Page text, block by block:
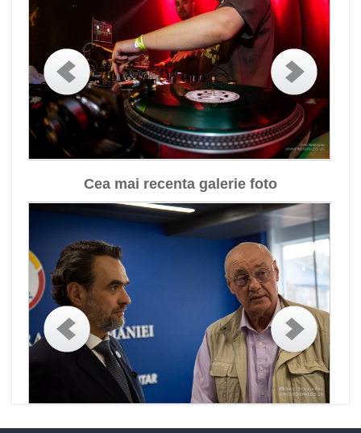
Cea mai recenta galerie foto